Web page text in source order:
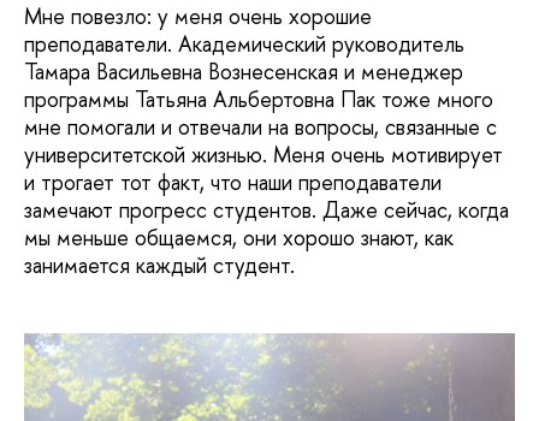
Мне повезло: у меня очень хорошие
преподаватели. Академический руководитель
Тамара Васильевна Вознесенская и менеджер
программы Татьяна Альбертовна Пак тоже много
мне помогали и отвечали на вопросы, связанные с
университетской жизнью. Меня очень мотивирует
и трогает тот факт, что наши преподаватели
замечают прогресс студентов. Даже сейчас, когда
мы меньше общаемся, они хорошо знают, как
занимается каждый студент.